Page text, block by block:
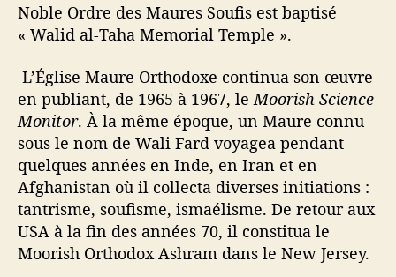
Noble Ordre des Maures Soufis est baptisé
« Walid al-Taha Memorial Temple ».
L’Église Maure Orthodoxe continua son œuvre
en publiant, de 1965 à 1967, le Moorish Science
Monitor. À la même époque, un Maure connu
sous le nom de Wali Fard voyagea pendant
quelques années en Inde, en Iran et en
Afghanistan où il collecta diverses initiations :
tantrisme, soufisme, ismaélisme. De retour aux
USA à la fin des années 70, il constitua le
Moorish Orthodox Ashram dans le New Jersey.